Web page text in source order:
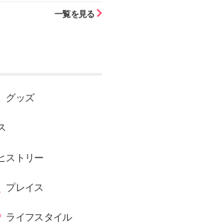
一覧を見る
グッズ
ストリー
プレイス
ライフスタイル